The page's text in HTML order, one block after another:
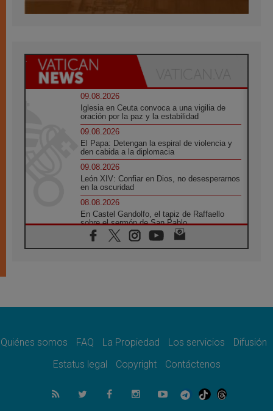
09.08.2026
Iglesia en Ceuta convoca a una vigilia de
oración por la paz y la estabilidad
09.08.2026
El Papa: Detengan la espiral de violencia y
den cabida a la diplomacia
09.08.2026
León XIV: Confiar en Dios, no desesperarnos
en la oscuridad
08.08.2026
En Castel Gandolfo, el tapiz de Raffaello
sobre el sermón de San Pablo
08.08.2026
En Colombia, «la paz no se compra con una
08.08.2026
08.08.2026
del Buen Consejo de Genazzano
Filipinas: el Vicariato Apostólico de Calapán
se convierte en diócesis
Quiénes somos FAQ La Propiedad Los servicios
Difusión
Estatus legal
Copyright Contáctenos